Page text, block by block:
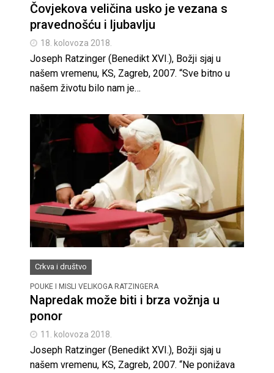
Čovjekova veličina usko je vezana s
pravednošću i ljubavlju
18. kolovoza 2018.
Joseph Ratzinger (Benedikt XVI.), Božji sjaj u
našem vremenu, KS, Zagreb, 2007. “Sve bitno u
našem životu bilo nam je…
Crkva i društvo
POUKE I MISLI VELIKOGA RATZINGERA
Napredak može biti i brza vožnja u
ponor
11. kolovoza 2018.
Joseph Ratzinger (Benedikt XVI.), Božji sjaj u
našem vremenu, KS, Zagreb, 2007. “Ne ponižava